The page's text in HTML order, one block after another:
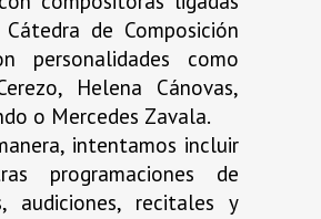
de Composición
personalidades como
Helena Cánovas,
o Mercedes Zavala.
intentamos incluir
programaciones de
audiciones, recitales y